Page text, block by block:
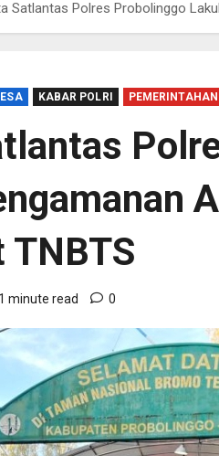
Satlantas Polres Probolinggo
KABAR POLRI PEMERINTAHAN
1 minute read 0